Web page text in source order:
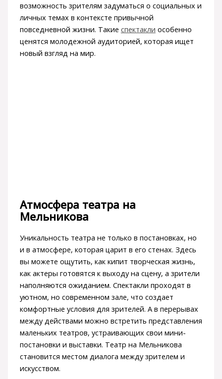
возможность зрителям задуматься о социальных и
личных темах в контексте привычной
повседневной жизни. Такие спектакли особенно
ценятся молодежной аудиторией, которая ищет
новый взгляд на мир.
Атмосфера театра на
Мельникова
Уникальность театра не только в постановках, но
и в атмосфере, которая царит в его стенах. Здесь
вы можете ощутить, как кипит творческая жизнь,
как актеры готовятся к выходу на сцену, а зрители
наполняются ожиданием. Спектакли проходят в
уютном, но современном зале, что создает
комфортные условия для зрителей. А в перерывах
между действами можно встретить представления
маленьких театров, устраивающих свои мини-
постановки и выставки. Театр на Мельникова
становится местом диалога между зрителем и
искусством.